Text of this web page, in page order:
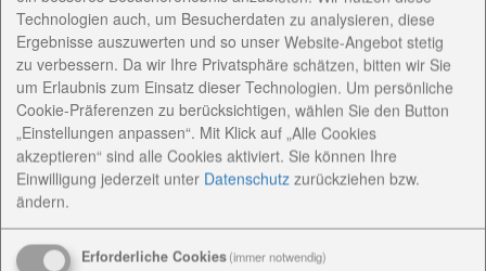
Konzeptionelle Arbeit
Angebote / Kosten
Einrichtungsanschrift /
Rechnungsanschrift
Technologien auch, um Besucherdaten zu analysieren, diese
Ergebnisse auszuwerten und so unser Website-Angebot stetig
zu verbessern. Da wir Ihre Privatsphäre schätzen, bitten wir Sie
um Erlaubnis zum Einsatz dieser Technologien. Um persönliche
Cookie-Präferenzen zu berücksichtigen, wählen Sie den Button
„Einstellungen anpassen“. Mit Klick auf „Alle Cookies
akzeptieren“ sind alle Cookies aktiviert. Sie können Ihre
Einwilligung jederzeit unter Datenschutz zurückziehen bzw.
ändern.
Erforderliche Cookies(immer notwendig)